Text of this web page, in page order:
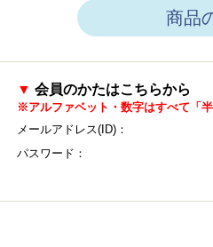
商品
▼ 会員のかたはこちらから
※アルファベット・数字はすべて「半
メールアドレス(ID)：
パスワード：